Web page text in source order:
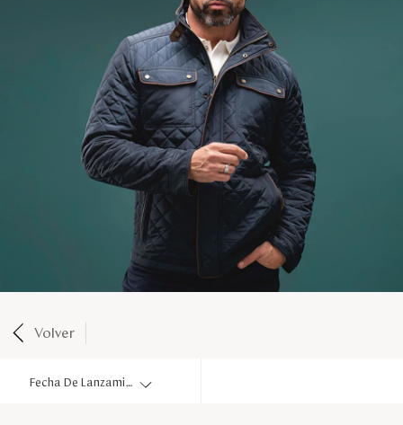
Mi cuenta
Servicio al cliente
Nuestras Tiendas
Costa Rica
Panamá
Venezuela
Volver
Fecha De Lanzamiento